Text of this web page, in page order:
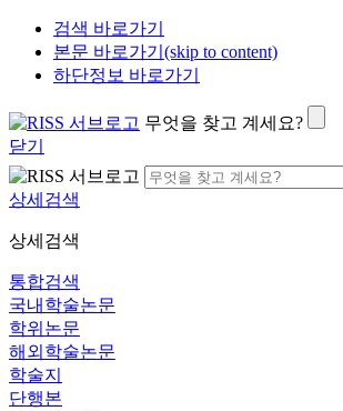
검색 바로가기
본문 바로가기(skip to content)
하단정보 바로가기
무엇을 찾고 계세요?
닫기
상세검색
상세검색
통합검색
국내학술논문
학위논문
해외학술논문
학술지
단행본